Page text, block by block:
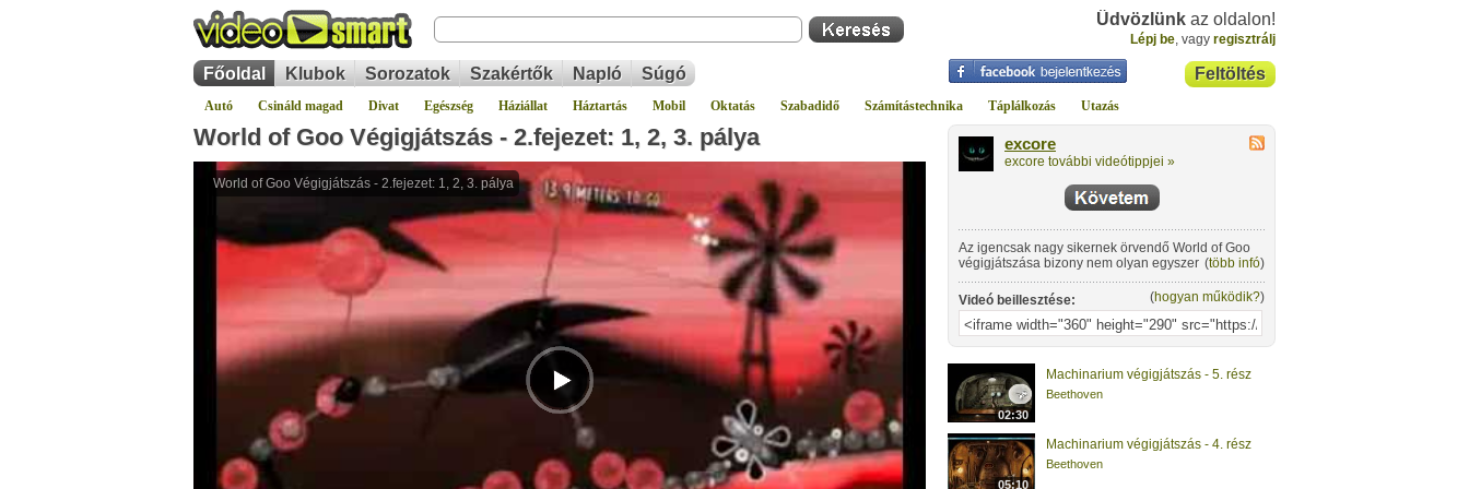
Üdvözlünk az oldalon!
Lépj be, vagy regisztrálj
Feltöltés
Főoldal Klubok Sorozatok Szakértők Napló Súgó
Autó Csináld magad Divat Egészség Háziállat Háztartás Mobil Oktatás Szabadidő Számítástechnika Táplálkozás Utazás
World of Goo Végigjátszás - 2.fejezet: 1, 2, 3. pálya excore
excore további videótippjei »
Az igencsak nagy sikernek örvendő World of Goo
végigjátszása bizony nem olyan egyszerű. Ha
valamit nem tudtál vagy csak egyszerűen kíváncsi
vagy, hogyan is lehetne másképp csinálni, akkor
mindenképpen nézz bele!
(több infó)
Videó beillesztése: (hogyan működik?)
02:30
Machinarium végigjátszás - 5. rész
Beethoven
05:10
Machinarium végigjátszás - 4. rész
Beethoven